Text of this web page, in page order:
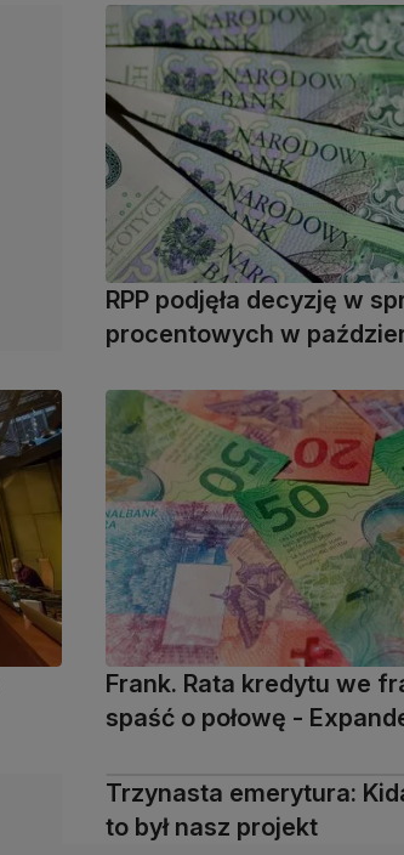
RPP podjęła decyzję w
procentowych w
Frank. Rata kredytu we
spaść o połowę -
Trzynasta emerytura:
to był nasz projekt